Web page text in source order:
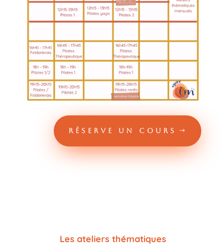
RÉSERVE UN COURS
Les ateliers thématiques